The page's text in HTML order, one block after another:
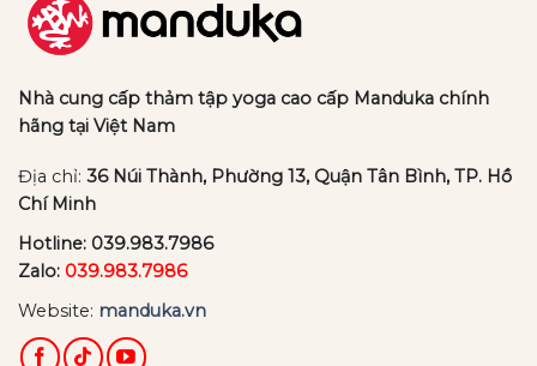
Nhà cung cấp thảm tập yoga cao cấp Manduka chính
hãng tại Việt Nam
Địa chỉ: 36 Núi Thành, Phường 13, Quận Tân Bình, TP. Hồ
Chí Minh
Hotline: 039.983.7986
Zalo: 039.983.7986
Website: manduka.vn